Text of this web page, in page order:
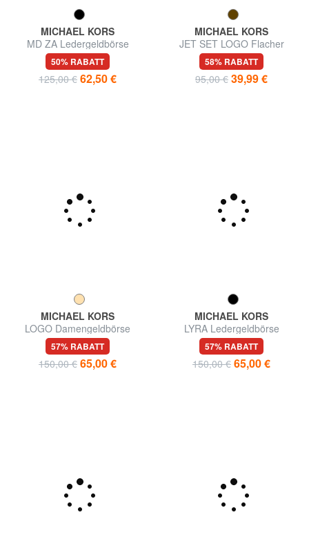
MICHAEL KORS
MD ZA Ledergeldbörse
50% RABATT
125,00 € 62,50 €
MICHAEL KORS
JET SET LOGO Flacher
Kartenhalter
58% RABATT
95,00 € 39,99 €
MICHAEL KORS
LOGO Damengeldbörse
57% RABATT
150,00 € 65,00 €
MICHAEL KORS
LYRA Ledergeldbörse
57% RABATT
150,00 € 65,00 €